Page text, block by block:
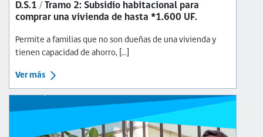
D.S.1 / Tramo 2: Subsidio habitacional para
comprar una vivienda de hasta *1.600 UF.
Permite a familias que no son dueñas de una vivienda y
tienen capacidad de ahorro, [...]
Ver más